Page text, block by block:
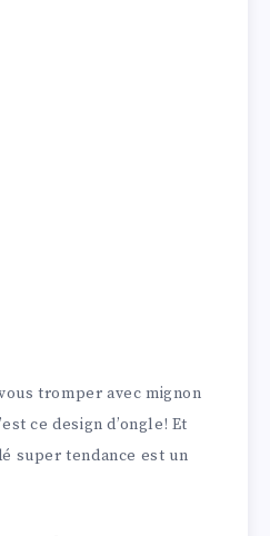
tromper avec mignon
ce design d’ongle! Et
super tendance est un